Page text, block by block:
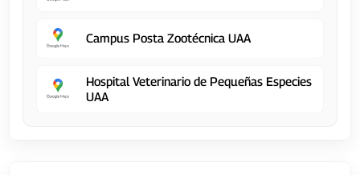
Campus Posta Zootécnica UAA
Hospital Veterinario de Pequeñas Especies
UAA